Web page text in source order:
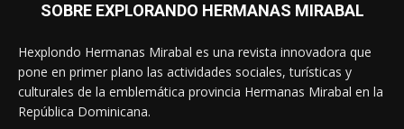
SOBRE EXPLORANDO HERMANAS MIRABAL
Hexplondo Hermanas Mirabal es una revista innovadora que
pone en primer plano las actividades sociales, turísticas y
culturales de la emblemática provincia Hermanas Mirabal en la
República Dominicana.